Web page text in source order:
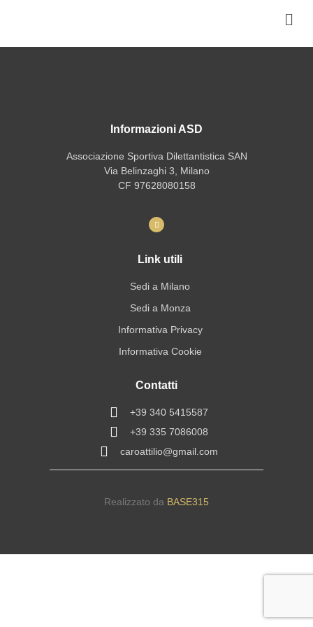
Informazioni ASD
Associazione Sportiva Dilettantistica SAN
Via Belinzaghi 3, Milano
CF 97628080158
Link utili
Sedi a Milano
Sedi a Monza
Informativa Privacy
Informativa Cookie
Contatti
+39 340 5415587
+39 335 7086008
caroattilio@gmail.com
Realizzato da BASE315